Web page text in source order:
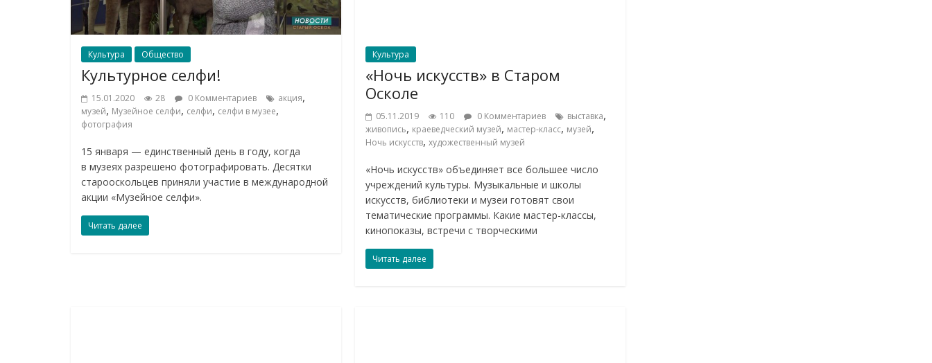
Культура Общество
Культурное селфи!
15.01.2020 28 0 Комментариев акция,
музей, Музейное селфи, селфи, селфи в музее,
фотография
15 января — единственный день в году, когда
в музеях разрешено фотографировать. Десятки
старооскольцев приняли участие в международной
акции «Музейное селфи».
Читать далее
Культура
«Ночь искусств» в Старом
Осколе
05.11.2019 110 0 Комментариев выставка,
живопись, краеведческий музей, мастер-класс, музей,
Ночь искусств,художественный музей
«Ночь искусств» объединяет все большее число
учреждений культуры. Музыкальные и школы
искусств, библиотеки и музеи готовят свои
тематические программы. Какие мастер-классы,
кинопоказы, встречи с творческими
Читать далее